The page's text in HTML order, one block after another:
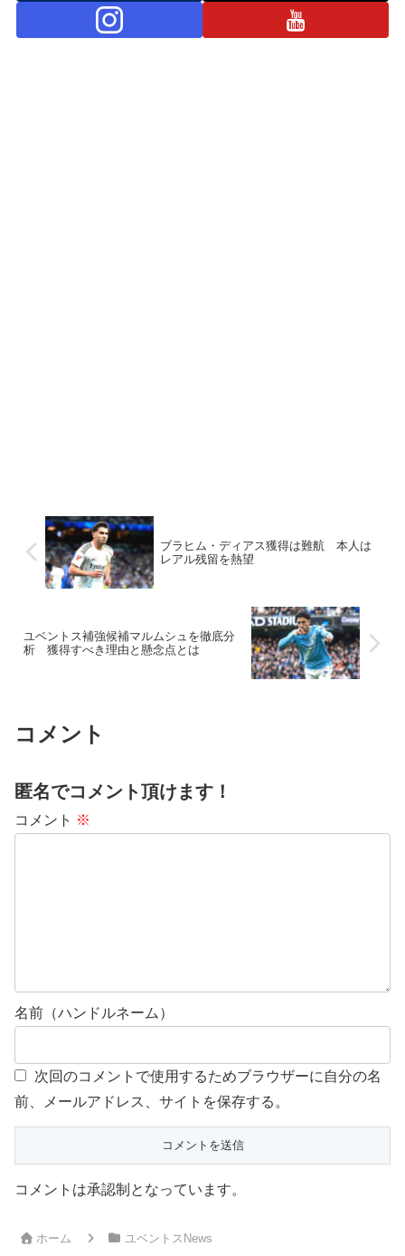
ブラヒム・ディアス獲得は難航 本人は
レアル残留を熱望
ユベントス補強候補マルムシュを徹底分
析 獲得すべき理由と懸念点とは
コメント
匿名でコメント頂けます！
コメント ※
名前（ハンドルネーム）
次回のコメントで使用するためブラウザーに自分の名
前、メールアドレス、サイトを保存する。
コメントは承認制となっています。
ホーム ユベントスNews